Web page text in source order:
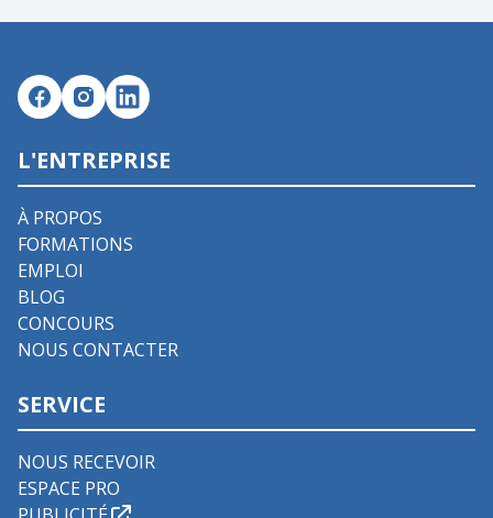
L'ENTREPRISE
À PROPOS
FORMATIONS
EMPLOI
BLOG
CONCOURS
NOUS CONTACTER
SERVICE
NOUS RECEVOIR
ESPACE PRO